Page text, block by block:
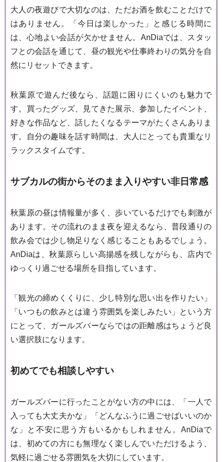
大人の夜遊びで大切なのは、ただお酒を飲むことだけで
はありません。「今日は楽しかった」と感じる時間に
は、心地よい会話が欠かせません。AnDiaでは、スタッ
フとの会話を通じて、昼の観光や仕事終わりの気分を自
然にリセットできます。
秋葉原で遊んだ後なら、話題に困りにくいのも魅力で
す。買ったグッズ、見てきた展示、参加したイベント、
好きな作品など、話したくなるテーマがたくさんありま
す。自分の趣味を話す時間は、大人にとっても貴重なリ
ラックスタイムです。
サブカルの街からそのまま入りやすい非日常感
秋葉原の昼は情報量が多く、歩いているだけでも刺激が
あります。その流れのまま夜を迎えるなら、普段通りの
飲み会では少し物足りなく感じることもあるでしょう。
AnDiaは、秋葉原らしい高揚感を残しながらも、店内で
ゆっくり過ごせる場所を目指しています。
「観光の締めくくりに、少し特別な思い出を作りたい」
「いつもの飲みとは違う雰囲気を楽しみたい」という方
にとって、ガールズバーならではの距離感はちょうど良
い選択肢になります。
初めてでも相談しやすい
ガールズバーに行ったことがない方の中には、「一人で
入っても大丈夫かな」「どんなふうに過ごせばいいのか
な」と不安に思う方もいるかもしれません。AnDiaで
は、初めての方にも無理なく楽しんでいただけるよう、
気軽に過ごせる雰囲気を大切にしています。